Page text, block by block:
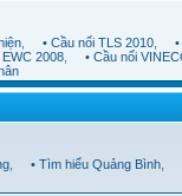
• Cầu nối TLS 2010
2008 • Cầu nối
• Tìm hiểu Quảng Bình